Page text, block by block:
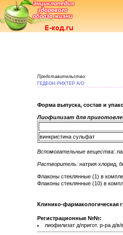
Представительство:
ГЕДЕОН РИХТЕР А/О
Форма выпуска, состав и
Лиофилизат для
винкристина сульфат
Вспомогательные вещества:
Растворитель: натрия хлорид,
Флаконы стеклянные (1) в
Флаконы стеклянные (10) в
Клинико-фармакологическая
Регистрационные №№:
лиофилизат д/пригот. р-ра д/